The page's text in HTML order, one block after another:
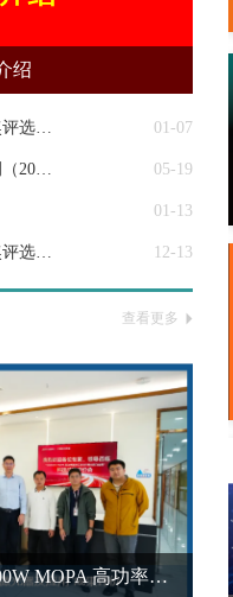
绍
· 2025年度中国光学学会科技创新奖评选结果 01-07
· 中国光学学会科技创新奖奖励条例（2025） 05-19
01-13
· 2024年度中国光学学会科技创新奖评选结果 12-13
查看更多
中国光学学会组织开展“10000W MOPA 高功率脉冲光纤激光器及应用”成果评价